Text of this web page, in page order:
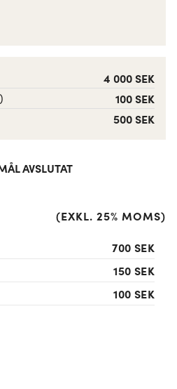
4 000 SEK
100 SEK
500 SEK
AVSLUTAT
(EXKL. 25% MOMS)
700 SEK
150 SEK
100 SEK